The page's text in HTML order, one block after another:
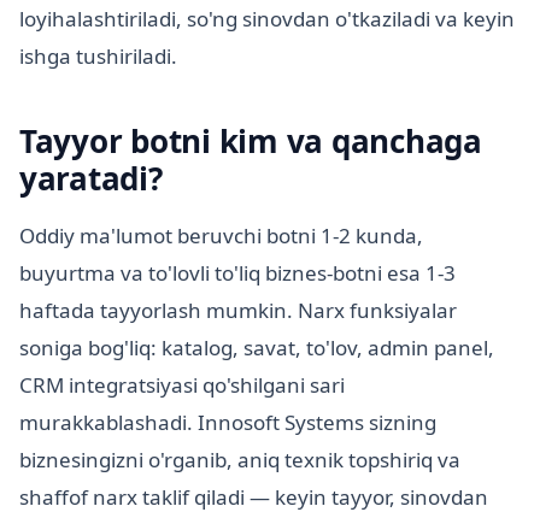
loyihalashtiriladi, so'ng sinovdan o'tkaziladi va keyin
ishga tushiriladi.
Tayyor botni kim va qanchaga
yaratadi?
Oddiy ma'lumot beruvchi botni 1-2 kunda,
buyurtma va to'lovli to'liq biznes-botni esa 1-3
haftada tayyorlash mumkin. Narx funksiyalar
soniga bog'liq: katalog, savat, to'lov, admin panel,
CRM integratsiyasi qo'shilgani sari
murakkablashadi. Innosoft Systems sizning
biznesingizni o'rganib, aniq texnik topshiriq va
shaffof narx taklif qiladi — keyin tayyor, sinovdan